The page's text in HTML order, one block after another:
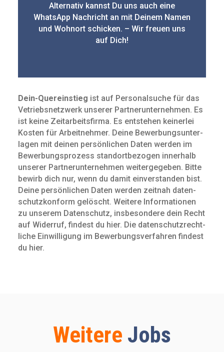
Alternativ kannst Du uns auch eine
WhatsApp Nachricht an mit Deinem Namen
und Wohnort schicken. – Wir freuen uns
auf Dich!
Dein-Quereinstieg ist auf Personalsuche für das
Vetriebsnetzwerk unserer Partnerunternehmen. Es
ist keine Zeit­arbeits­firma. Es entstehen keinerlei
Kosten für Arbeit­nehmer. Deine Bewerbungs­unter­
lagen mit deinen persön­lichen Daten werden im
Bewerbungs­prozess standort­bezogen innerhalb
unserer Partnerunternehmen weitergegeben. Bitte
bewirb dich nur, wenn du damit ein­verstanden bist.
Deine persön­lichen Daten werden zeitnah daten­
schutz­konform gelöscht. Weitere Infor­mationen
zu unserem Daten­schutz, insbe­sondere dein Recht
auf Widerruf, findest du hier. Die daten­schutz­recht­
liche Ein­willigung im Bewerbungs­verfahren findest
du hier.
Weitere Jobs